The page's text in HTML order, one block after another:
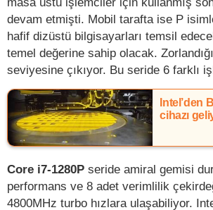
devam etmişti. Mobil tarafta ise P
hafif dizüstü bilgisayarları temsil
temel değerine sahip olacak.
seviyesine çıkıyor. Bu seride 6 farklı
Intel’den
cihazı
Core i7-1280P seride amiral gemisi
performans ve 8 adet verimlilik
4800MHz turbo hızlara ulaşabiliyor.